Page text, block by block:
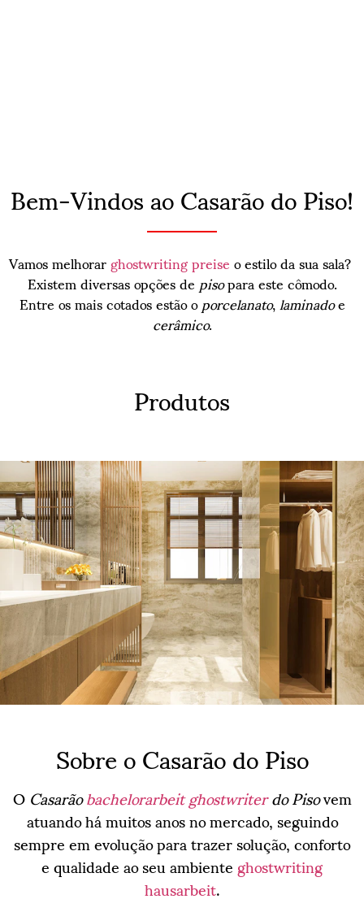
Bem-Vindos ao Casarão do Piso!
Vamos melhorarghostwriting preiseo estilo da sua sala?
Existem diversas opções depisopara este cômodo.
Entre os mais cotados estão oporcelanato,laminadoe
cerâmico.
Produtos
Sobre o Casarão do Piso
OCasarãobachelorarbeit ghostwriterdo Pisovem
atuando há muitos anos no mercado, seguindo
sempre em evolução para trazer solução, conforto
e qualidade ao seu ambienteghostwriting
hausarbeit.